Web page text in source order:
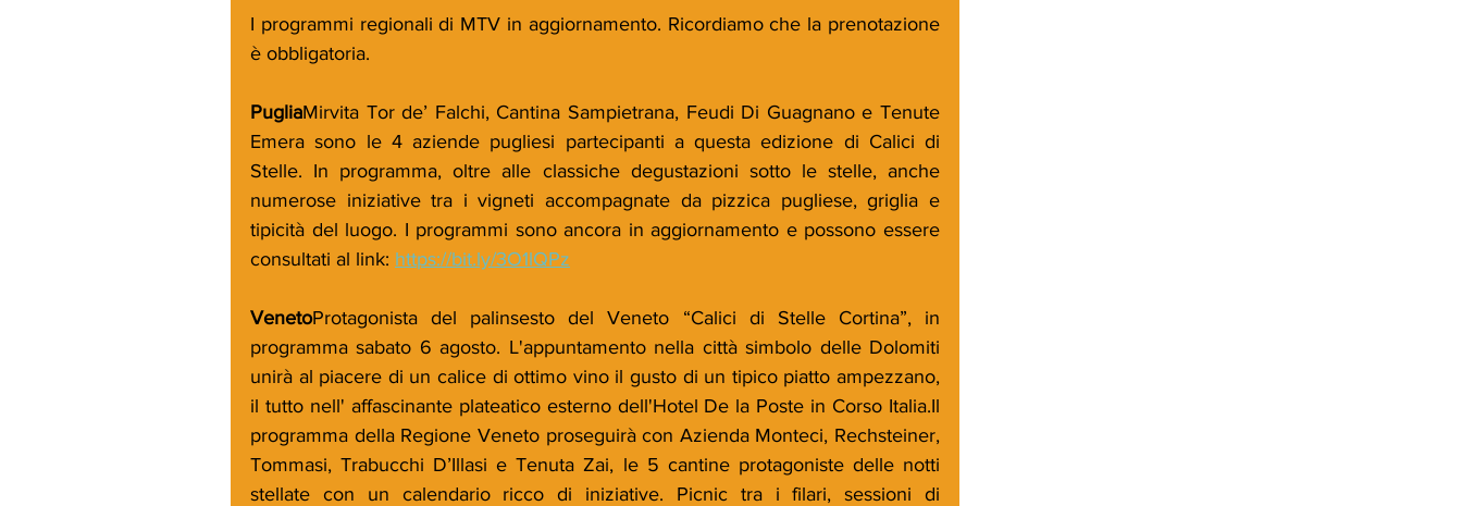
I programmi regionali di MTV in aggiornamento. Ricordiamo che la prenotazione
è obbligatoria.
PugliaMirvita Tor de’ Falchi, Cantina Sampietrana, Feudi Di Guagnano e Tenute
Emera sono le 4 aziende pugliesi partecipanti a questa edizione di Calici di
Stelle. In programma, oltre alle classiche degustazioni sotto le stelle, anche
numerose iniziative tra i vigneti accompagnate da pizzica pugliese, griglia e
tipicità del luogo. I programmi sono ancora in aggiornamento e possono essere
consultati al link: https://bit.ly/3O1lQPz
VenetoProtagonista del palinsesto del Veneto “Calici di Stelle Cortina”, in
programma sabato 6 agosto. L'appuntamento nella città simbolo delle Dolomiti
unirà al piacere di un calice di ottimo vino il gusto di un tipico piatto ampezzano,
il tutto nell' affascinante plateatico esterno dell'Hotel De la Poste in Corso Italia.Il
programma della Regione Veneto proseguirà con Azienda Monteci, Rechsteiner,
Tommasi, Trabucchi D’Illasi e Tenuta Zai, le 5 cantine protagoniste delle notti
stellate con un calendario ricco di iniziative. Picnic tra i filari, sessioni di